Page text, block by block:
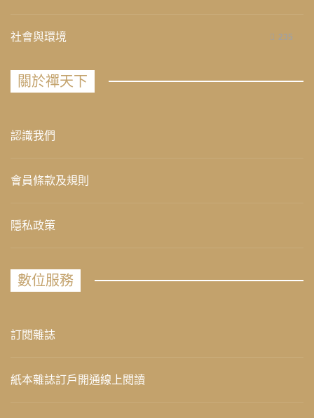
社會與環境 235
關於禪天下
認識我們
會員條款及規則
隱私政策
數位服務
訂閱雜誌
紙本雜誌訂戶開通線上閱讀